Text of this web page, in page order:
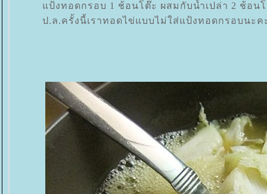
ป้งทอดกรอบ 1 ช้อนโต๊ะ ผสมกับน้ำเปล่า 2 ช้อน
ป.ล.ครั้งนี้เราทอดไข่แบบไม่ใส่แป้งทอดกรอบนะค